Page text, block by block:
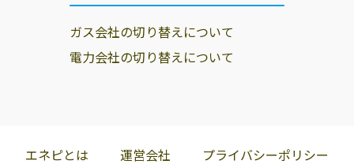
ガス会社の切り替えについて
電力会社の切り替えについて
エネピとは 運営会社
プライバシーポリシー